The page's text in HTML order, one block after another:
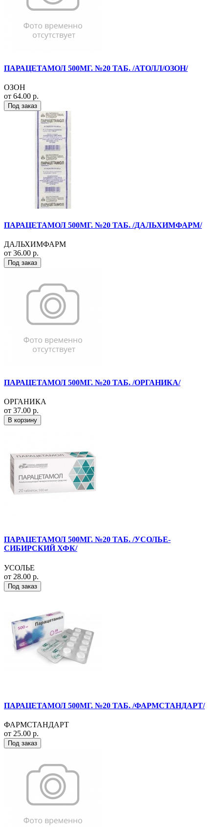
ПАРАЦЕТАМОЛ 500МГ. №20 ТАБ. /АТОЛЛ/ОЗОН/
ОЗОН
от 64.00 р.
Под заказ
ПАРАЦЕТАМОЛ 500МГ. №20 ТАБ. /ДАЛЬХИМФАРМ/
ДАЛЬХИМФАРМ
от 36.00 р.
Под заказ
ПАРАЦЕТАМОЛ 500МГ. №20 ТАБ. /ОРГАНИКА/
ОРГАНИКА
от 37.00 р.
В корзину
ПАРАЦЕТАМОЛ 500МГ. №20 ТАБ. /УСОЛЬЕ-
СИБИРСКИЙ ХФК/
УСОЛЬЕ
от 28.00 р.
Под заказ
ПАРАЦЕТАМОЛ 500МГ. №20 ТАБ. /ФАРМСТАНДАРТ/
ФАРМСТАНДАРТ
от 25.00 р.
Под заказ